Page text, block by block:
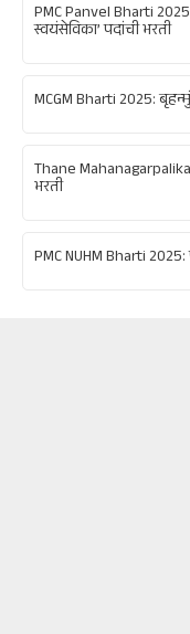
PMC Panvel Bharti
स्वयंसेविका’ पदांची भरती
MCGM Bharti 2025:
Thane
भरती
PMC NUHM Bharti